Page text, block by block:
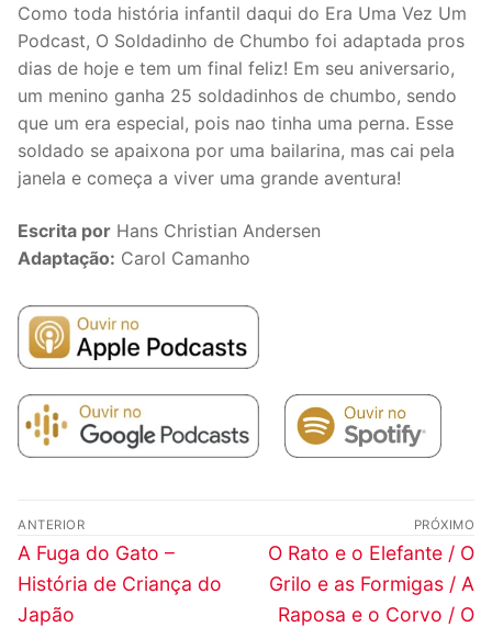
Como toda história infantil daqui do Era Uma Vez Um
Podcast, O Soldadinho de Chumbo foi adaptada pros
dias de hoje e tem um final feliz! Em seu aniversario,
um menino ganha 25 soldadinhos de chumbo, sendo
que um era especial, pois nao tinha uma perna. Esse
soldado se apaixona por uma bailarina, mas cai pela
janela e começa a viver uma grande aventura!
Escrita por Hans Christian Andersen
Adaptação: Carol Camanho
Navegação
de
Post
ANTERIOR
Post
anterior:
A Fuga do Gato –
História de Criança do
Japão
PRÓXIMO
Próximo
post:
O Rato e o Elefante / O
Grilo e as Formigas / A
Raposa e o Corvo / O